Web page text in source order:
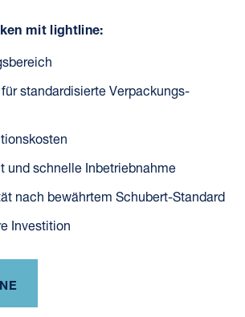
mit lightline:
standardisierte Verpackungs­
und schnelle Inbetriebnahme
nach bewährtem Schubert-Standard
Investition